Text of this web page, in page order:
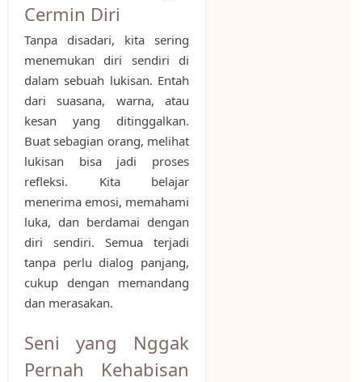
Cermin Diri
Tanpa disadari, kita sering
menemukan diri sendiri di
dalam sebuah lukisan. Entah
dari suasana, warna, atau
kesan yang ditinggalkan.
Buat sebagian orang, melihat
lukisan bisa jadi proses
refleksi. Kita belajar
menerima emosi, memahami
luka, dan berdamai dengan
diri sendiri. Semua terjadi
tanpa perlu dialog panjang,
cukup dengan memandang
dan merasakan.
Seni yang Nggak
Pernah Kehabisan